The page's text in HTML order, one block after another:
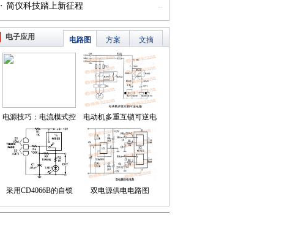
...
· 简仪科技踏上新征程
电子应用 文摘
方案
电路图
电源技巧：电流模式控
制简化了对降压LED稳
压器的补偿
电动机多重互锁可逆电
路
采用CD4066B的自锁
式触摸开关电路
双电源供电电路图